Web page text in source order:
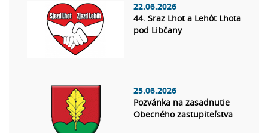
22.06.2026
44. Sraz Lhot a Lehôt Lhota
pod Libčany
25.06.2026
Pozvánka na zasadnutie
Obecného zastupiteľstva
...